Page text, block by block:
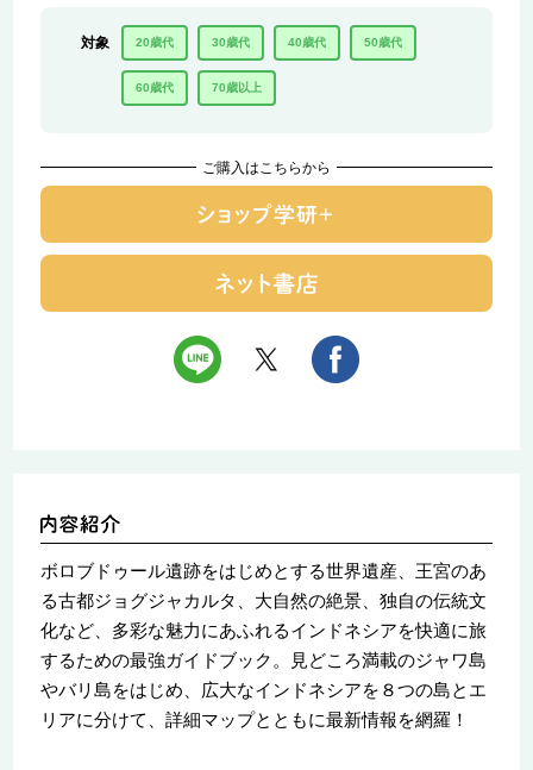
対象 20歳代 30歳代 40歳代 50歳代
60歳代 70歳以上
ご購入はこちらから
ボロブドゥール遺跡をはじめとする世界遺産、王宮のあ
る古都ジョグジャカルタ、大自然の絶景、独自の伝統文
化など、多彩な魅力にあふれるインドネシアを快適に旅
するための最強ガイドブック。見どころ満載のジャワ島
やバリ島をはじめ、広大なインドネシアを８つの島とエ
リアに分けて、詳細マップとともに最新情報を網羅！